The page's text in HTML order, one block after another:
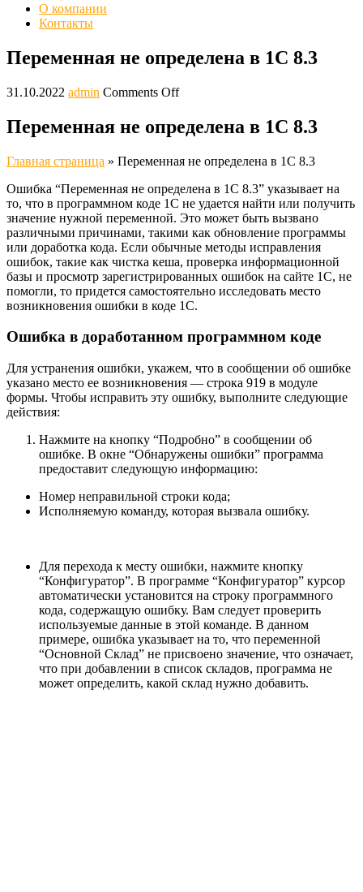
О компании
Контакты
Переменная не определена в 1С 8.3
31.10.2022 admin Comments Off
Переменная не определена в 1С 8.3
Главная страница » Переменная не определена в 1С 8.3
Ошибка “Переменная не определена в 1С 8.3” указывает на
то, что в программном коде 1С не удается найти или получить
значение нужной переменной. Это может быть вызвано
различными причинами, такими как обновление программы
или доработка кода. Если обычные методы исправления
ошибок, такие как чистка кеша, проверка информационной
базы и просмотр зарегистрированных ошибок на сайте 1С, не
помогли, то придется самостоятельно исследовать место
возникновения ошибки в коде 1С.
Ошибка в доработанном программном коде
Для устранения ошибки, укажем, что в сообщении об ошибке
указано место ее возникновения — строка 919 в модуле
формы. Чтобы исправить эту ошибку, выполните следующие
действия:
Нажмите на кнопку “Подробно” в сообщении об
ошибке. В окне “Обнаружены ошибки” программа
предоставит следующую информацию:
Номер неправильной строки кода;
Исполняемую команду, которая вызвала ошибку.
Для перехода к месту ошибки, нажмите кнопку
“Конфигуратор”. В программе “Конфигуратор” курсор
автоматически установится на строку программного
кода, содержащую ошибку. Вам следует проверить
используемые данные в этой команде. В данном
примере, ошибка указывает на то, что переменной
“Основной Склад” не присвоено значение, что означает,
что при добавлении в список складов, программа не
может определить, какой склад нужно добавить.